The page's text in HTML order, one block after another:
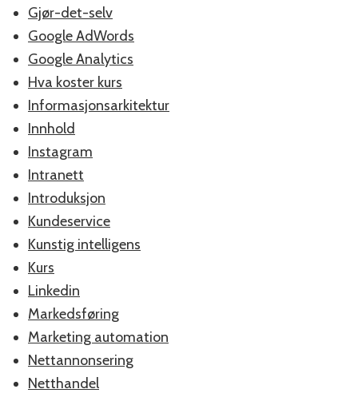
Gjør-det-selv
Google AdWords
Google Analytics
Hva koster kurs
Informasjonsarkitektur
Innhold
Instagram
Intranett
Introduksjon
Kundeservice
Kunstig intelligens
Kurs
Linkedin
Markedsføring
Marketing automation
Nettannonsering
Netthandel